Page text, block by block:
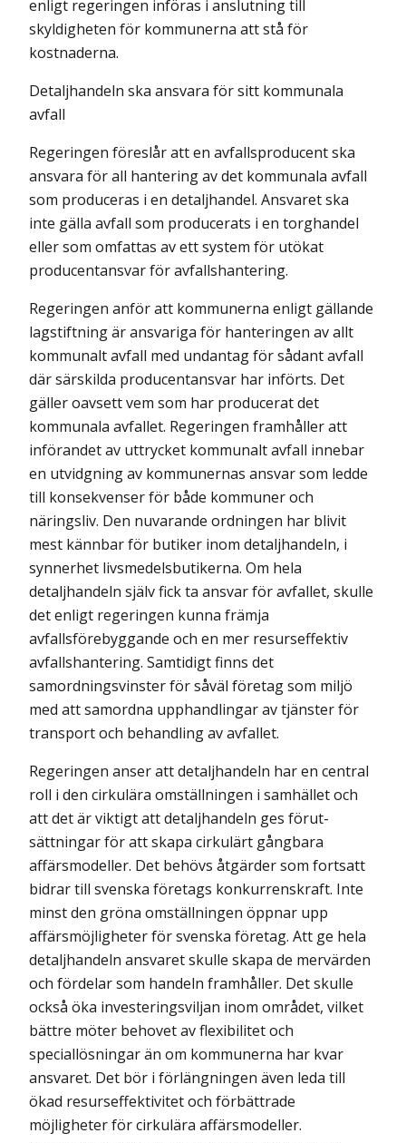
enligt regeringen införas i anslutning till
skyldigheten för kommunerna att stå för
kostnaderna.
Detaljhandeln ska ansvara för sitt kommunala
avfall
Regeringen föreslår att en avfallsproducent ska
ansvara för all hantering av det kommunala avfall
som produceras i en detaljhandel. Ansvaret ska
inte gälla avfall som producerats i en torghandel
eller som omfattas av ett system för utökat
producentansvar för avfallshantering.
Regeringen anför att kommunerna enligt gällande
lagstiftning är ansvariga för hanteringen av allt
kommunalt avfall med undantag för sådant avfall
där särskilda producentansvar har införts. Det
gäller oavsett vem som har producerat det
kommunala avfallet. Regeringen framhåller att
införandet av uttrycket kommunalt avfall innebar
en utvidgning av kommunernas ansvar som ledde
till konsekvenser för både kommuner och
näringsliv. Den nuvar­an­de ordningen har blivit
mest kännbar för butiker inom detaljhandeln, i
synner­het livsmedelsbutikerna. Om hela
detaljhandeln själv fick ta ansvar för avfallet, skulle
det enligt regeringen kunna främja
avfallsförebyggande och en mer resurseffektiv
avfallshantering. Samtidigt finns det
samordningsvinster för såväl företag som miljö
med att samordna upphandlingar av tjänster för
transport och behandling av avfallet.
Regeringen anser att detaljhandeln har en central
roll i den cirkulära omställningen i samhället och
att det är viktigt att detaljhandeln ges förut­
sättningar för att skapa cirkulärt gångbara
affärsmodeller. Det behövs åtgärder som fortsatt
bidrar till svenska företags konkurrenskraft. Inte
minst den gröna omställningen öppnar upp
affärsmöjligheter för svenska företag. Att ge hela
detaljhandeln ansvaret skulle skapa de mervärden
och fördelar som handeln framhåller. Det skulle
också öka investeringsviljan inom området, vilket
bättre möter behovet av flexibilitet och
speciallösningar än om kom­munerna har kvar
ansvaret. Det bör i förlängningen även leda till
ökad resurseffektivitet och förbättrade
möjligheter för cirkulära affärsmodeller.